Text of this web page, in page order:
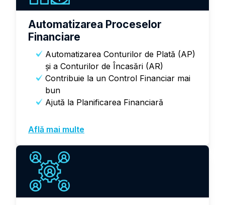
Automatizarea Proceselor
Financiare
Automatizarea Conturilor de Plată (AP)
și a Conturilor de Încasări (AR)
Contribuie la un Control Financiar mai
bun
Ajută la Planificarea Financiară
Află mai multe